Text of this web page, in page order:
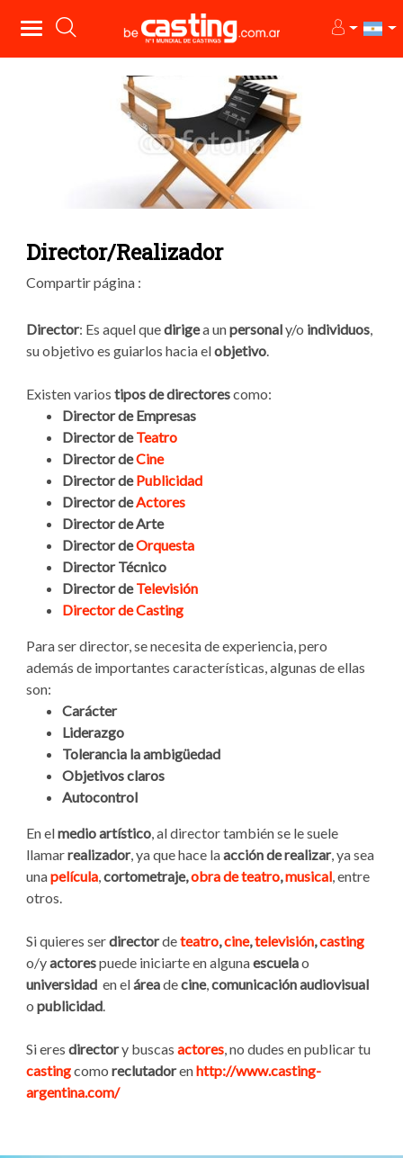
Director/Realizador
Compartir página :
Director: Es aquel quedirigea unpersonaly/o individuos,
su objetivo es guiarlos hacia elobjetivo.
Existen varios tipos de directorescomo:
Director de Empresas
Director deTeatro
Director deCine
Director dePublicidad
Director deActores
Director de Arte
Director deOrquesta
Director Técnico
Director deTelevisión
Director de Casting
Para ser director, se necesita de experiencia, pero
además de importantes características, algunas de ellas
son:
Carácter
Liderazgo
Tolerancia la ambigüedad
Objetivos claros
Autocontrol
En elmedio artístico, al director también se le suele
llamarrealizador, ya que hace laacción de realizar, ya sea
unapelícula,cortometraje,obra de teatro,musical, entre
otros.
Si quieres serdirectordeteatro,cine,televisión,casting
o/yactorespuede iniciarte en algunaescuelao
universidad en eláreadecine,comunicación audiovisual
o publicidad.
Si eres directory buscas actores, no dudes en publicar tu
castingcomo reclutadorenhttp://www.casting-
argentina.com/